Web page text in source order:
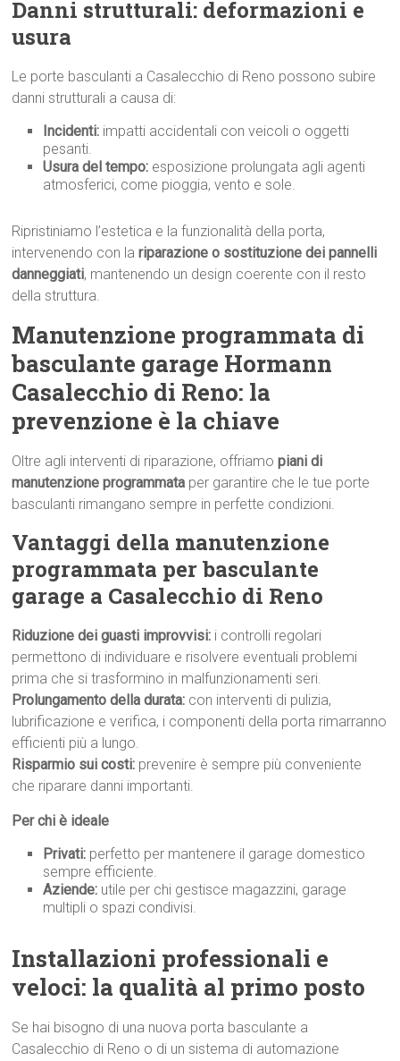
Danni strutturali: deformazioni e
usura
Le porte basculanti a Casalecchio di Reno possono subire
danni strutturali a causa di:
Incidenti: impatti accidentali con veicoli o oggetti
pesanti.
Usura del tempo: esposizione prolungata agli agenti
atmosferici, come pioggia, vento e sole.
Ripristiniamo l’estetica e la funzionalità della porta,
intervenendo con lariparazione o sostituzione dei pannelli
danneggiati, mantenendo un design coerente con il resto
della struttura.
Manutenzione programmata di
basculante garage Hormann
Casalecchio di Reno: la
prevenzione è la chiave
Oltre agli interventi di riparazione, offriamopiani di
manutenzione programmata per garantire che le tue porte
basculanti rimangano sempre in perfette condizioni.
Vantaggi della manutenzione
programmata per basculante
garage a Casalecchio di Reno
Riduzione dei guasti improvvisi: i controlli regolari
permettono di individuare e risolvere eventuali problemi
prima che si trasformino in malfunzionamenti seri.
Prolungamento della durata: con interventi di pulizia,
lubrificazione e verifica, i componenti della porta rimarranno
efficienti più a lungo.
Risparmio sui costi: prevenire è sempre più conveniente
che riparare danni importanti.
Per chi è ideale
Privati: perfetto per mantenere il garage domestico
sempre efficiente.
Aziende: utile per chi gestisce magazzini, garage
multipli o spazi condivisi.
Installazioni professionali e
veloci: la qualità al primo posto
Se hai bisogno di una nuova porta basculante a
Casalecchio di Reno o di un sistema di automazione